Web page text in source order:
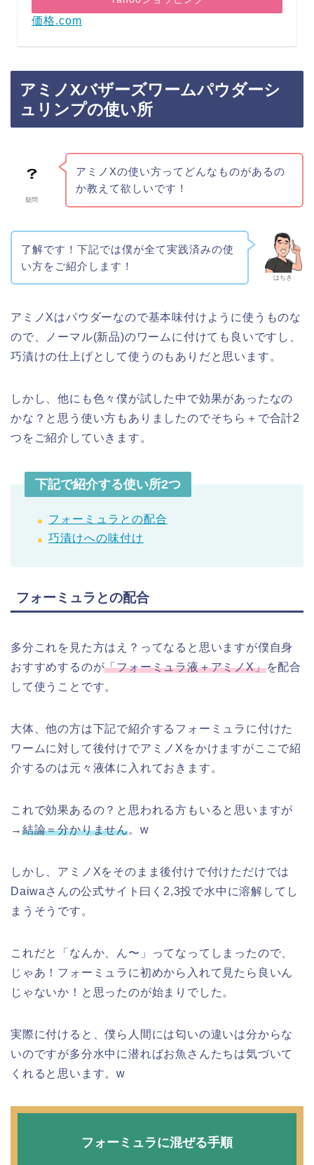
価格.com
アミノXバザーズワームパウダーシ
ュリンプの使い所
疑問
アミノXの使い方ってどんなものがあるの
か教えて欲しいです！
はちき
了解です！下記では僕が全て実践済みの使
い方をご紹介します！
アミノXはパウダーなので基本味付けように使うものな
ので、ノーマル(新品)のワームに付けても良いですし、
巧漬けの仕上げとして使うのもありだと思います。
しかし、他にも色々僕が試した中で効果があったなの
かな？と思う使い方もありましたのでそちら＋で合計2
つをご紹介していきます。
下記で紹介する使い所2つ
フォーミュラとの配合
巧漬けへの味付け
フォーミュラとの配合
多分これを見た方はえ？ってなると思いますが僕自身
おすすめするのが「フォーミュラ液＋アミノX」を配合
して使うことです。
大体、他の方は下記で紹介するフォーミュラに付けた
ワームに対して後付けでアミノXをかけますがここで紹
介するのは元々液体に入れておきます。
これで効果あるの？と思われる方もいると思いますが
→ 結論＝分かりません。w
しかし、アミノXをそのまま後付けで付けただけでは
Daiwaさんの公式サイト曰く2,3投で水中に溶解してし
まうそうです。
これだと「なんか、ん〜」ってなってしまったので、
じゃあ！フォーミュラに初めから入れて見たら良いん
じゃないか！と思ったのが始まりでした。
実際に付けると、僕ら人間には匂いの違いは分からな
いのですが多分水中に潜ればお魚さんたちは気づいて
くれると思います。w
フォーミュラに混ぜる手順